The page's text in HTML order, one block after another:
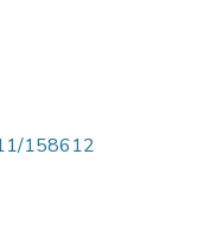
158612